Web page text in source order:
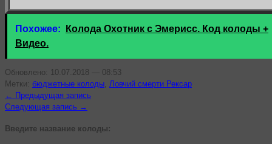
Похожее:
Колода Охотник с Эмерисс. Код колоды +
Видео.
Обновлено: 10.07.2018 — 08:53
Метки: бюджетные колоды, Ловчий смерти Рексар
← Предыдущая запись
Следующая запись →
Введите название колоды: